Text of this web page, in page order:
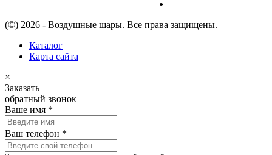
(©) 2026 - Воздушные шары. Все права защищены.
Каталог
Карта сайта
×
Заказать
обратный звонок
Ваше имя *
Ваш телефон *